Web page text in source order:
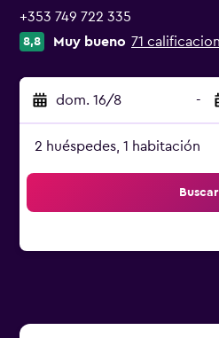
+353 749 722 335
8,8 Muy bueno 71
dom. 16/8 -
2 huéspedes, 1 habitación
Buscar